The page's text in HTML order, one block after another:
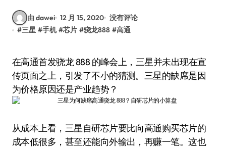
由 dawei 12 月 15, 2020 没有评论
#三星 #手机 #芯片 #骁龙888 #高通
在高通首发骁龙 888 的峰会上，三星并未出现在宣
传页面之上，引发了不小的猜测。三星的缺席是因
为价格原因还是产业趋势？
从成本上看，三星自研芯片要比向高通购买芯片的
成本低很多，甚至还能向外输出，再赚一笔。这也